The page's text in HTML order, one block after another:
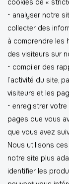
cookies de «
⠂analyser notre
collecter des
à comprendre les
des visiteurs sur
⠂compiler des
l’activité du site,
visiteurs et les
⠂enregistrer
pages que vous
que vous avez
Nous utilisons
notre site plus
identifier les